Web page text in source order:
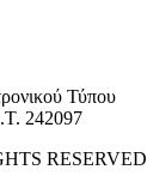
Τύπου
242097
RESERVED